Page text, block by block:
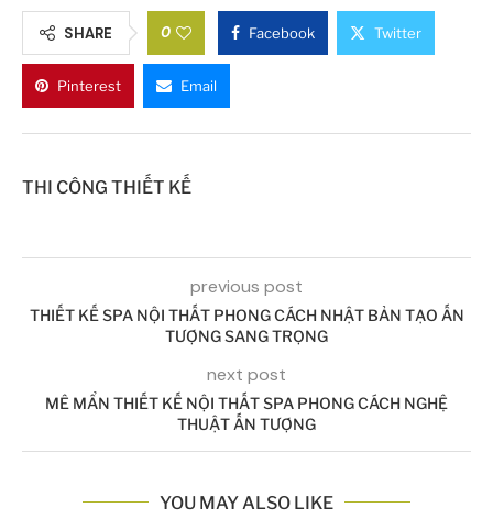
SHARE 0 Facebook Twitter
Pinterest Email
THI CÔNG THIẾT KẾ
previous post
THIẾT KẾ SPA NỘI THẤT PHONG CÁCH NHẬT BẢN TẠO ẤN
TƯỢNG SANG TRỌNG
next post
MÊ MẨN THIẾT KẾ NỘI THẤT SPA PHONG CÁCH NGHỆ
THUẬT ẤN TƯỢNG
YOU MAY ALSO LIKE